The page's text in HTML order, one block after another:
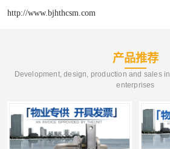
http://www.bjhthcsm.com
产品推荐
Development, design, production and sales
enterprises